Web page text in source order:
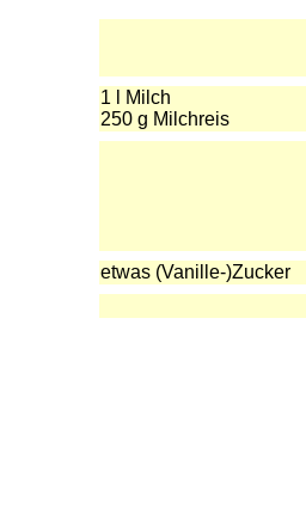
1 l Milch
250 g Milchreis
etwas (Vanille-)Zucker